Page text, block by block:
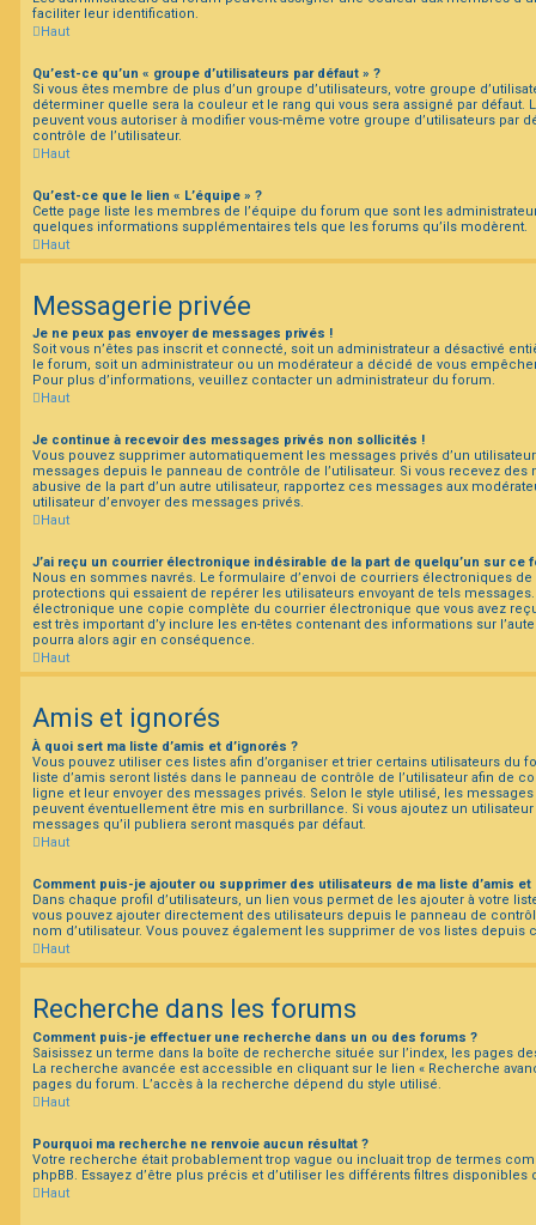
faciliter leur identification.
Haut
Qu’est-ce qu’un « groupe d’utilisateurs par défaut » ?
Si vous êtes membre de plus d’un groupe d’utilisateurs, votre groupe
déterminer quelle sera la couleur et le rang qui vous sera assigné par défaut.
peuvent vous autoriser à modifier vous-même votre groupe d’utilisateurs par
contrôle de l’utilisateur.
Haut
Qu’est-ce que le lien « L’équipe » ?
Cette page liste les membres de l’équipe du forum que sont les
quelques informations supplémentaires tels que les forums qu’ils modèrent.
Haut
Messagerie privée
Je ne peux pas envoyer de messages privés !
Soit vous n’êtes pas inscrit et connecté, soit un administrateur a désactivé
le forum, soit un administrateur ou un modérateur a décidé de vous
Pour plus d’informations, veuillez contacter un administrateur du forum.
Haut
Je continue à recevoir des messages privés non sollicités !
Vous pouvez supprimer automatiquement les messages privés d’un
messages depuis le panneau de contrôle de l’utilisateur. Si vous recevez
abusive de la part d’un autre utilisateur, rapportez ces messages aux
utilisateur d’envoyer des messages privés.
Haut
J’ai reçu un courrier électronique indésirable de la part de quelqu’un sur ce
Nous en sommes navrés. Le formulaire d’envoi de courriers électroniques
protections qui essaient de repérer les utilisateurs envoyant de tels
électronique une copie complète du courrier électronique que vous avez
est très important d’y inclure les en-têtes contenant des informations sur
pourra alors agir en conséquence.
Haut
Amis et ignorés
À quoi sert ma liste d’amis et d’ignorés ?
Vous pouvez utiliser ces listes afin d’organiser et trier certains utilisateurs du
liste d’amis seront listés dans le panneau de contrôle de l’utilisateur afin de
ligne et leur envoyer des messages privés. Selon le style utilisé, les
peuvent éventuellement être mis en surbrillance. Si vous ajoutez un
messages qu’il publiera seront masqués par défaut.
Haut
Comment puis-je ajouter ou supprimer des utilisateurs de ma liste d’amis et
Dans chaque profil d’utilisateurs, un lien vous permet de les ajouter à votre
vous pouvez ajouter directement des utilisateurs depuis le panneau de
nom d’utilisateur. Vous pouvez également les supprimer de vos listes depuis
Haut
Recherche dans les forums
Comment puis-je effectuer une recherche dans un ou des forums ?
Saisissez un terme dans la boîte de recherche située sur l’index, les pages
La recherche avancée est accessible en cliquant sur le lien « Recherche
pages du forum. L’accès à la recherche dépend du style utilisé.
Haut
Pourquoi ma recherche ne renvoie aucun résultat ?
Votre recherche était probablement trop vague ou incluait trop de termes
phpBB. Essayez d’être plus précis et d’utiliser les différents filtres
Haut